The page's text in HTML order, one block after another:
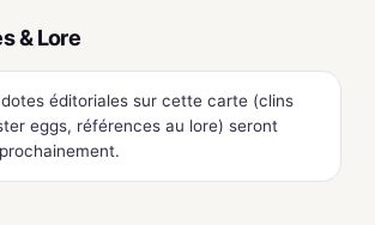
& Lore
éditoriales sur cette carte (clins
eggs, références au lore) seront